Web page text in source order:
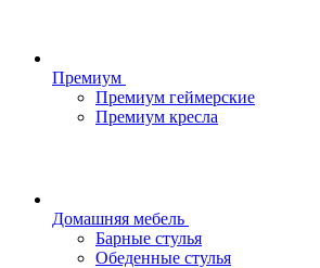
Премиум
Премиум геймерские
Премиум кресла
Домашняя мебель
Барные стулья
Обеденные стулья